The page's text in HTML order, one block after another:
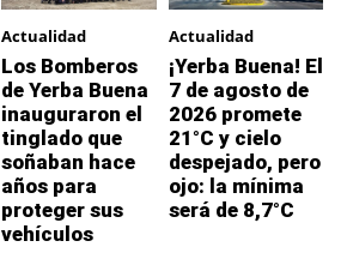
Actualidad
Los Bomberos
de Yerba Buena
inauguraron el
tinglado que
soñaban hace
años para
proteger sus
vehículos
Actualidad
¡Yerba Buena! El
7 de agosto de
2026 promete
21°C y cielo
despejado, pero
ojo: la mínima
será de 8,7°C